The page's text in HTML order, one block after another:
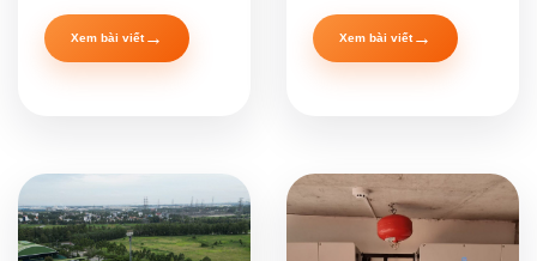
Xem bài viết→ Xem bài viết→